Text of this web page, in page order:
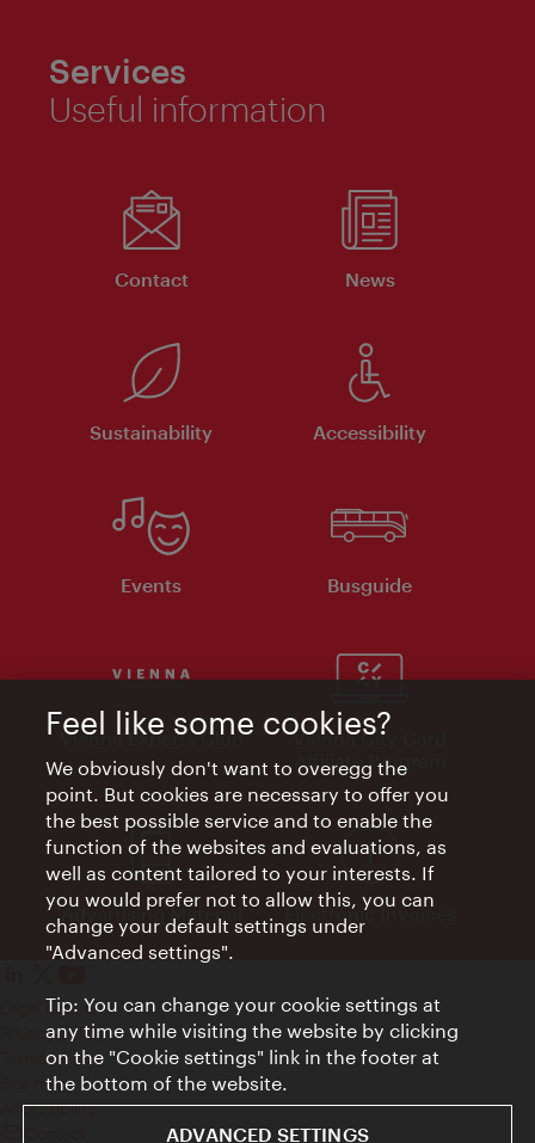
Services
Useful information
Contact News
Sustainability Accessibility
Events Busguide
Vienna Experts Club
Vienna City Card
Affiliate Program
Advertising Material Electronic Invoices
Legal notice
Privacy policy
Terms of Use
Site map
Accessibility
Feel like some cookies?
We obviously don't want to overegg the
point. But cookies are necessary to offer you
the best possible service and to enable the
function of the websites and evaluations, as
well as content tailored to your interests. If
you would prefer not to allow this, you can
change your default settings under
"Advanced settings".
Tip: You can change your cookie settings at
any time while visiting the website by clicking
on the "Cookie settings" link in the footer at
the bottom of the website.
ADVANCED SETTINGS